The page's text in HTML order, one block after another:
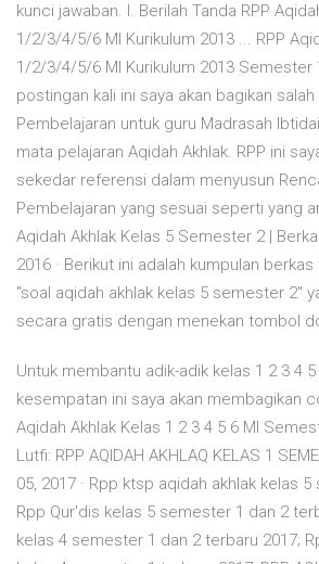
kunci jawaban. I. Berilah Tanda RPP
1/2/3/4/5/6 MI Kurikulum 2013 ... RPP
1/2/3/4/5/6 MI Kurikulum 2013 Semester
postingan kali ini saya akan bagikan
Pembelajaran untuk guru Madrasah
mata pelajaran Aqidah Akhlak. RPP ini
sekedar referensi dalam menyusun
Pembelajaran yang sesuai seperti yang
Aqidah Akhlak Kelas 5 Semester 2 |
2016 · Berikut ini adalah kumpulan
"soal aqidah akhlak kelas 5 semester 2"
secara gratis dengan menekan tombol
Untuk membantu adik-adik kelas 1 2 3 4
kesempatan ini saya akan membagikan
Aqidah Akhlak Kelas 1 2 3 4 5 6 MI
Lutfi: RPP AQIDAH AKHLAQ KELAS 1
05, 2017 · Rpp ktsp aqidah akhlak kelas
Rpp Qur'dis kelas 5 semester 1 dan 2
kelas 4 semester 1 dan 2 terbaru 2017;